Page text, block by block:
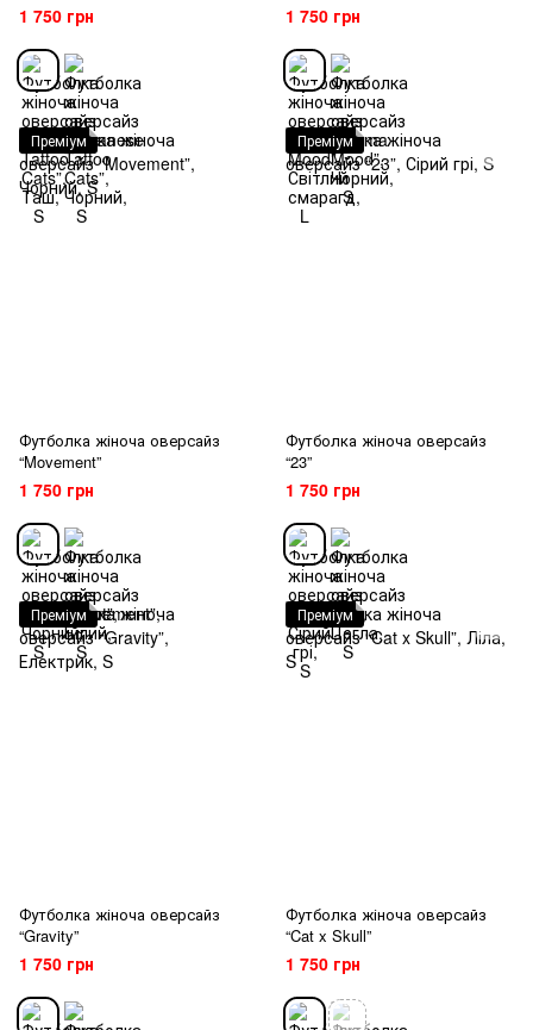
1 750 грн 1 750 грн
Преміум
Футболка жіноча оверсайз
“Movement”
1 750 грн
Преміум
Футболка жіноча оверсайз
“23”
1 750 грн
Преміум
Футболка жіноча оверсайз
“Gravity”
1 750 грн
Преміум
Футболка жіноча оверсайз
“Cat x Skull”
1 750 грн